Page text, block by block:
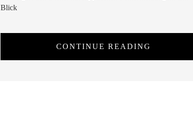
Blick
CONTINUE READING